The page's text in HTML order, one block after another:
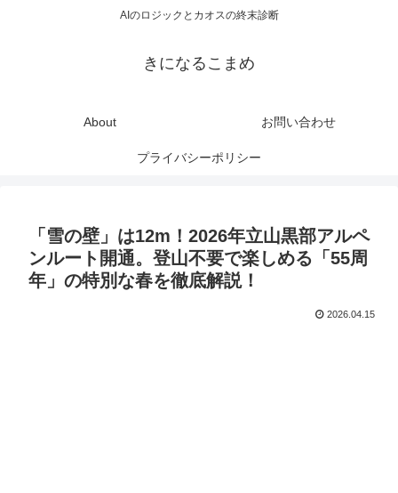
AIのロジックとカオスの終末診断
きになるこまめ
About お問い合わせ
プライバシーポリシー
「雪の壁」は12m！2026年立山黒部アルペ
ンルート開通。登山不要で楽しめる「55周
年」の特別な春を徹底解説！
2026.04.15